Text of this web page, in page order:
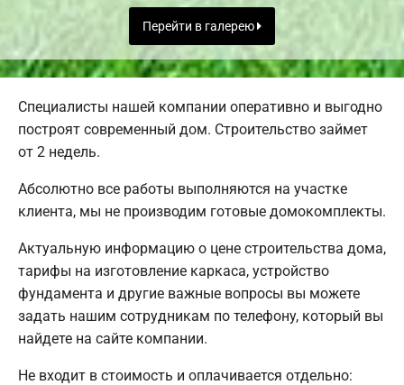
Перейти в галерею
Специалисты нашей компании оперативно и выгодно
построят современный дом. Строительство займет
от 2 недель.
Абсолютно все работы выполняются на участке
клиента, мы не производим готовые домокомплекты.
Актуальную информацию о цене строительства дома,
тарифы на изготовление каркаса, устройство
фундамента и другие важные вопросы вы можете
задать нашим сотрудникам по телефону, который вы
найдете на сайте компании.
Не входит в стоимость и оплачивается отдельно: